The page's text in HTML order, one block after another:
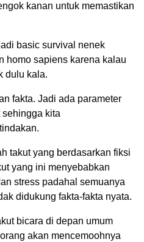
kanan untuk memastikan
basic survival nenek
homo sapiens karena kalau
dulu kala.
fakta. Jadi ada parameter
sehingga kita
takut yang berdasarkan fiksi
yang ini menyebabkan
stress padahal semuanya
didukung fakta-fakta nyata.
bicara di depan umum
akan mencemoohnya